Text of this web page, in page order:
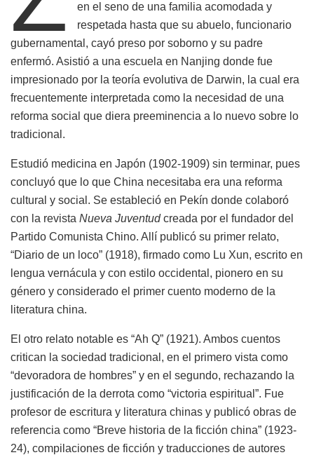
en el seno de una familia acomodada y
respetada hasta que su abuelo, funcionario
gubernamental, cayó preso por soborno y su padre
enfermó. Asistió a una escuela en Nanjing donde fue
impresionado por la teoría evolutiva de Darwin, la cual era
frecuentemente interpretada como la necesidad de una
reforma social que diera preeminencia a lo nuevo sobre lo
tradicional.
Estudió medicina en Japón (1902-1909) sin terminar, pues
concluyó que lo que China necesitaba era una reforma
cultural y social. Se estableció en Pekín donde colaboró
con la revista Nueva Juventudcreada por el fundador del
Partido Comunista Chino. Allí publicó su primer relato,
“Diario de un loco” (1918), firmado como Lu Xun, escrito en
lengua vernácula y con estilo occidental, pionero en su
género y considerado el primer cuento moderno de la
literatura china.
El otro relato notable es “Ah Q” (1921). Ambos cuentos
critican la sociedad tradicional, en el primero vista como
“devoradora de hombres” y en el segundo, rechazando la
justificación de la derrota como “victoria espiritual”. Fue
profesor de escritura y literatura chinas y publicó obras de
referencia como “Breve historia de la ficción china” (1923-
24), compilaciones de ficción y traducciones de autores